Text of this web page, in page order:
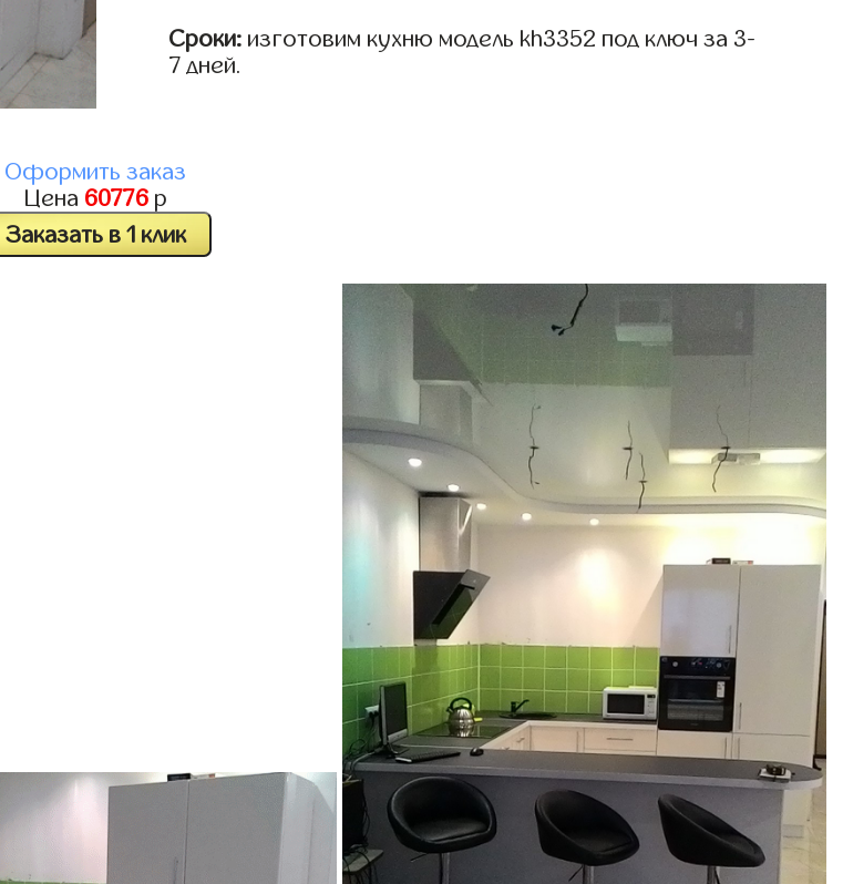
Сроки: изготовим кухню модель kh3352 под ключ за 3-
7 дней.
Оформить заказ
Цена 60776 р
Заказать в 1 клик